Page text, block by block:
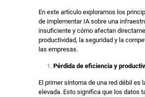
En este artículo exploramos los
de implementar IA sobre una
insuficiente y cómo afectan
productividad, la seguridad y la
las empresas.
Pérdida de eficiencia y
El primer síntoma de una red débil es
elevada. Esto significa que los datos